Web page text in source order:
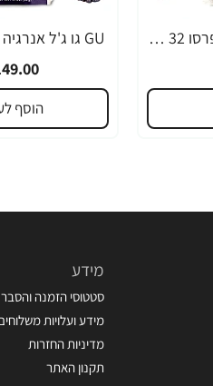
GU גו ג'ל אנרגיה אספרסו 32 גרם - 24 יחידות
הוסף
מידע
סטטוסי הזמנה
מידע ועלויות
מדיניות החזרות
תקנון האתר